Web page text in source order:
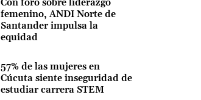
Con foro sobre liderazgo
femenino, ANDI Norte de
Santander impulsa la
equidad
57% de las mujeres en
Cúcuta siente inseguridad de
estudiar carrera STEM